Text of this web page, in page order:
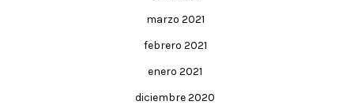
marzo 2021
febrero 2021
enero 2021
diciembre 2020